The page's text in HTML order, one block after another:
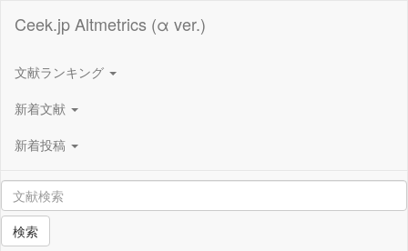
Ceek.jp Altmetrics (α ver.)
文献ランキング
新着文献
新着投稿
検索